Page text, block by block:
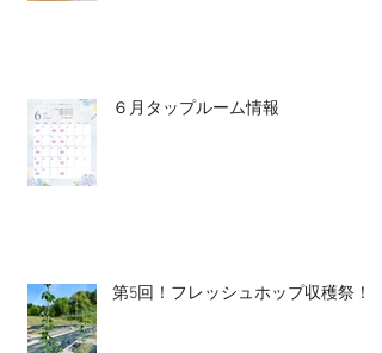
６月タップルーム情報
第5回！フレッシュホップ収穫祭！